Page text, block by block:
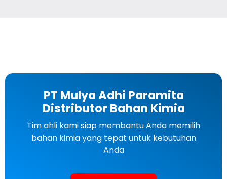
PT Mulya Adhi Paramita
Distributor Bahan Kimia
Tim ahli kami siap membantu Anda memilih
bahan kimia yang tepat untuk kebutuhan
Anda